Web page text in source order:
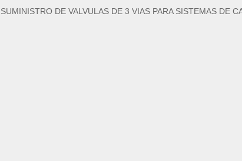
SUMINISTRO DE VALVULAS DE 3 VIAS PARA SISTEMAS DE